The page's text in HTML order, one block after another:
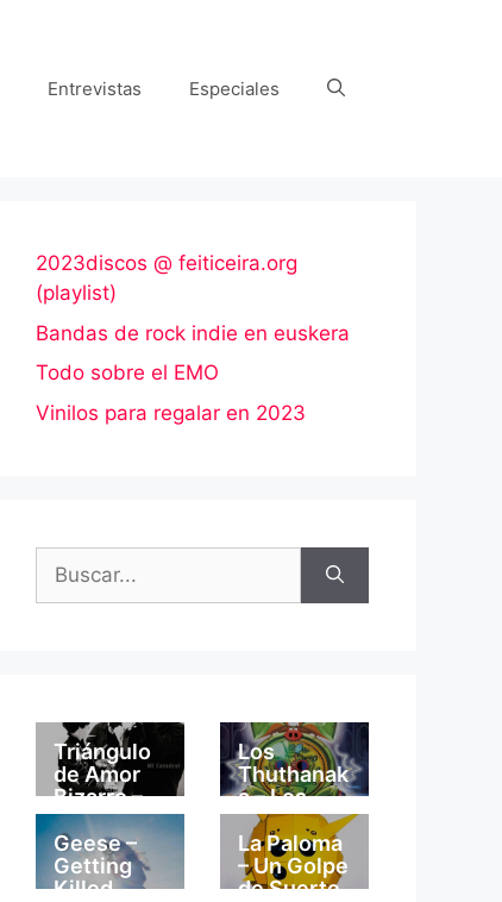
Entrevistas Especiales
2023discos @ feiticeira.org
(playlist)
Bandas de rock indie en euskera
Todo sobre el EMO
Vinilos para regalar en 2023
Triángulo
de Amor
Bizarro –
Mi
Catedral
Los
Thuthanak
a – Los
Thuthanak
a
Geese –
Getting
Killed
La Paloma
– Un Golpe
de Suerte